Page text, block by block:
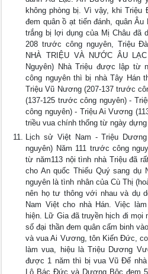
không phòng bị. Vì vậy, khi Triệu
đem quân ồ ạt tiến đánh, quân
trắng bị lợi dụng của Mị Châu đã
208 trước công nguyên, Triệu
NHÀ TRIỆU VÀ NƯỚC ÂU
Nguyên) Nhà Triệu được lập từ
công nguyên thì bị nhà Tây Hán
Triệu Vũ Nương (207-137 trước
(137-125 trước công nguyên) -
công nguyên) - Triệu Ai Vương
triều vua chính thống từ ngày
Lịch sử Việt Nam - Triệu
nguyên) Năm 111 trước công
từ năm113 nội tình nhà Triệu đã
cho An quốc Thiếu Quý sang dụ
nguyên là tình nhân của Cù Thị
nên họ tư thông với nhau và dụ
Nam Việt cho nhà Hán. Việc
hiện. Lữ Gia đã truyền hịch đi
số đại thần đem quân cấm binh
và vua Ai Vương, tôn Kiến Đức,
làm vua, hiệu là Triệu Dương
được 1 năm thì bị vua Vũ Đế
Lộ Bác Đức và Dương Bộc đem